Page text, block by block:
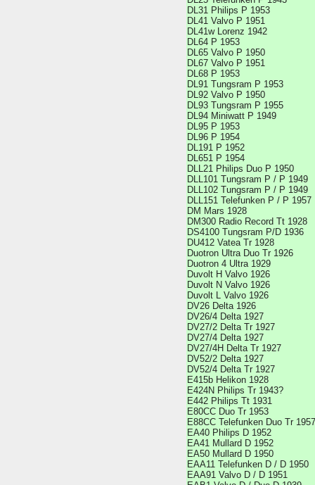
DL31 Philips P 1953
DL41 Valvo P 1951
DL41w Lorenz 1942
DL64 P 1953
DL65 Valvo P 1950
DL67 Valvo P 1951
DL68 P 1953
DL91 Tungsram P 1953
DL92 Valvo P 1950
DL93 Tungsram P 1955
DL94 Miniwatt P 1949
DL95 P 1953
DL96 P 1954
DL191 P 1952
DL651 P 1954
DLL21 Philips Duo P 1950
DLL101 Tungsram P / P 1949
DLL102 Tungsram P / P 1949
DLL151 Telefunken P / P 1957
DM Mars 1928
DM300 Radio Record Tt 1928
DS4100 Tungsram P/D 1936
DU412 Vatea Tr 1928
Duotron Ultra Duo Tr 1926
Duotron 4 Ultra 1929
Duvolt H Valvo 1926
Duvolt N Valvo 1926
Duvolt L Valvo 1926
DV26 Delta 1926
DV26/4 Delta 1927
DV27/2 Delta Tr 1927
DV27/4 Delta 1927
DV27/4H Delta Tr 1927
DV52/2 Delta 1927
DV52/4 Delta Tr 1927
E415b Helikon 1928
E424N Philips Tr 1943?
E442 Philips Tt 1931
E80CC Duo Tr 1953
E88CC Telefunken Duo Tr 1957
EA40 Philips D 1952
EA41 Mullard D 1952
EA50 Mullard D 1950
EAA11 Telefunken D / D 1950
EAA91 Valvo D / D 1951